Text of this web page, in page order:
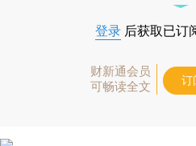
登录 后获取已订
财新通会员
可畅读全文
订